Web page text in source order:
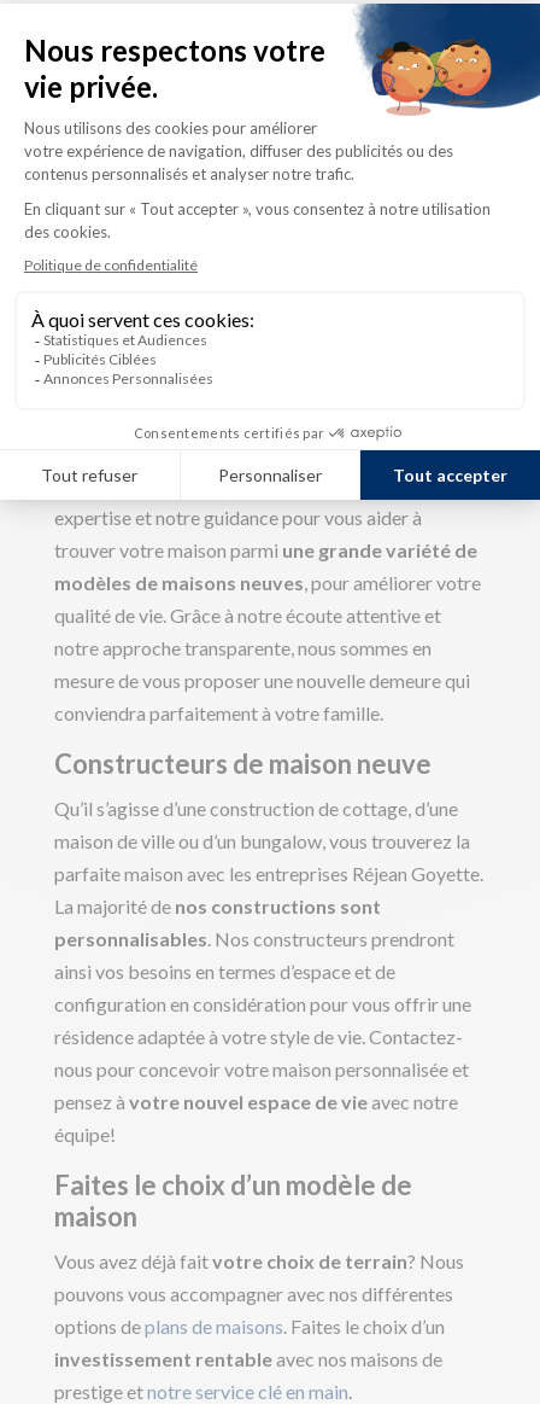
pourquoi nous offrons à notre clientèle un
accompagnement sur mesure complet. Nos
entrepreneurs en construction
ont des années
là pour vous à
toutes les étapes du projet, de la conception à la
livraison de votre future maison.
Découvrez maintenant tous les avantages de faire
appel à un constructeur de
Un service personnalisé et complet
pour une construction optimale et
Vous souhaitez être accompagnés dansvotre
projet de nouvelle maison? Nous offrons notre
expertise et notre guidance pour vous aider à
trouver votre maison parmi une grande variété de
modèles de maisons neuves , pour améliorer votre
qualité de vie. Grâce à notre écoute attentive et
notre approche transparente, nous sommes en
mesure de vous proposer une nouvelle demeure qui
conviendra parfaitement à votre famille.
Constructeurs de maison neuve
Qu’il s’agisse d’une construction de cottage, d’une
maison de ville ou d’un bungalow, vous trouverez la
parfaite maison avec les entreprises Réjean Goyette.
La majorité de nos constructions sont
personnalisables . Nos constructeurs prendront
ainsi vos besoins en termes d’espace et de
configuration en considération pour vous offrir une
résidence adaptée à votre style de vie. Contactez-
nous pour concevoir votre maison personnalisée et
pensez à votre nouvel espace de vieavec notre
équipe!
Faites le choix d’un modèle de
maison
Vous avez déjà faitvotre choix de terrain? Nous
pouvons vous accompagner avec nos différentes
options deplans de maisons . Faites le choix d’un
investissement rentableavec nos maisons de
prestige etnotre service clé en main